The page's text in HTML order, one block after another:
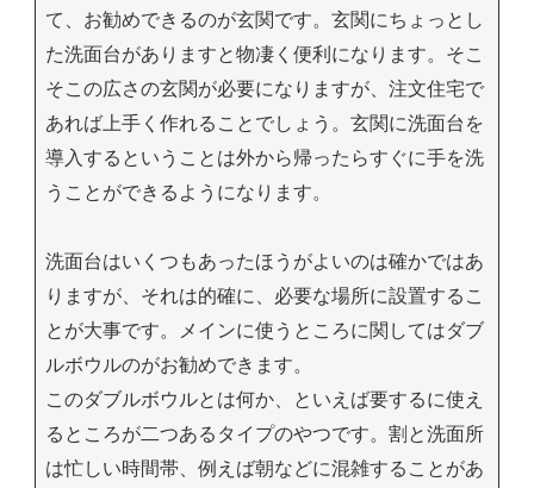
て、お勧めできるのが玄関です。玄関にちょっとし
た洗面台がありますと物凄く便利になります。そこ
そこの広さの玄関が必要になりますが、注文住宅で
あれば上手く作れることでしょう。玄関に洗面台を
導入するということは外から帰ったらすぐに手を洗
うことができるようになります。
洗面台はいくつもあったほうがよいのは確かではあ
りますが、それは的確に、必要な場所に設置するこ
とが大事です。メインに使うところに関してはダブ
ルボウルのがお勧めできます。
このダブルボウルとは何か、といえば要するに使え
るところが二つあるタイプのやつです。割と洗面所
は忙しい時間帯、例えば朝などに混雑することがあ